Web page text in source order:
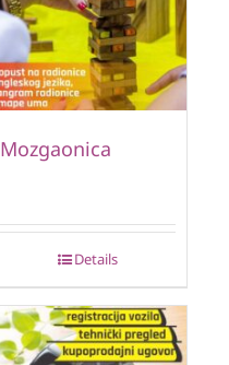
Mozgaonica
Details